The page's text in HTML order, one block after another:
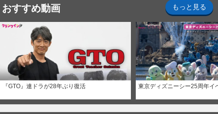
おすすめ動画 もっと見る
『GTO』連ドラが28年ぶり復活 東京ディズニーシー25周年イ